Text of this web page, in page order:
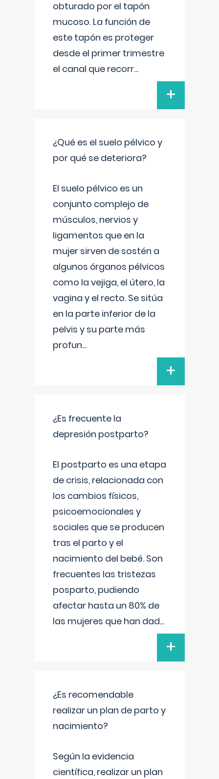
obturado por el tapón
mucoso. La función de
este tapón es proteger
desde el primer trimestre
el canal que recorr...
+
¿Qué es el suelo pélvico y
por qué se deteriora?
El suelo pélvico es un
conjunto complejo de
músculos, nervios y
ligamentos que en la
mujer sirven de sostén a
algunos órganos pélvicos
como la vejiga, el útero, la
vagina y el recto. Se sitúa
en la parte inferior de la
pelvis y su parte más
profun...
+
¿Es frecuente la
depresión postparto?
El postparto es una etapa
de crisis, relacionada con
los cambios físicos,
psicoemocionales y
sociales que se producen
tras el parto y el
nacimiento del bebé. Son
frecuentes las tristezas
posparto, pudiendo
afectar hasta un 80% de
las mujeres que han dad...
+
¿Es recomendable
realizar un plan de parto y
nacimiento?
Según la evidencia
científica, realizar un plan